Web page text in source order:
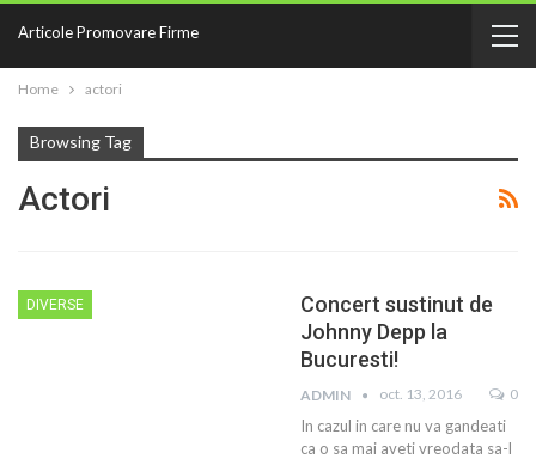
Articole Promovare Firme
Home actori
Browsing Tag
Actori
DIVERSE
Concert sustinut de
Johnny Depp la
Bucuresti!
ADMIN oct. 13, 2016 0
In cazul in care nu va gandeati
ca o sa mai aveti vreodata sa-l